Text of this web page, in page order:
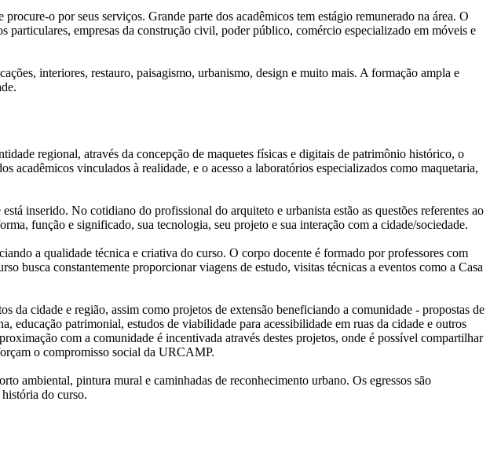
o por seus serviços. Grande parte dos acadêmicos tem estágio remunerado na área. O
empresas da construção civil, poder público, comércio especializado em móveis e
interiores, restauro, paisagismo, urbanismo, design e muito mais. A formação ampla e
regional, através da concepção de maquetes físicas e digitais de patrimônio histórico, o
vinculados à realidade, e o acesso a laboratórios especializados como maquetaria,
inserido. No cotidiano do profissional do arquiteto e urbanista estão as questões referentes ao
função e significado, sua tecnologia, seu projeto e sua interação com a cidade/sociedade.
a qualidade técnica e criativa do curso. O corpo docente é formado por professores com
busca constantemente proporcionar viagens de estudo, visitas técnicas a eventos como a Casa
cidade e região, assim como projetos de extensão beneficiando a comunidade - propostas de
educação patrimonial, estudos de viabilidade para acessibilidade em ruas da cidade e outros
com a comunidade é incentivada através destes projetos, onde é possível compartilhar
o compromisso social da URCAMP.
ambiental, pintura mural e caminhadas de reconhecimento urbano. Os egressos são
do curso.